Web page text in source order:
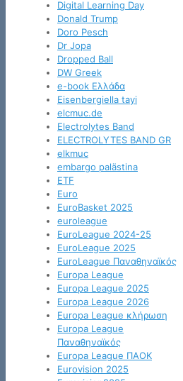
Digital Learning Day
Donald Trump
Doro Pesch
Dr Jopa
Dropped Ball
DW Greek
e-book Ελλάδα
Eisenbergiella tayi
elcmuc.de
Electrolytes Band
ELECTROLYTES BAND GR
elkmuc
embargo palästina
ETF
Euro
EuroBasket 2025
euroleague
EuroLeague 2024-25
EuroLeague 2025
EuroLeague Παναθηναϊκός
Europa League
Europa League 2025
Europa League 2026
Europa League κλήρωση
Europa League
Παναθηναϊκός
Europa League ΠΑΟΚ
Eurovision 2025